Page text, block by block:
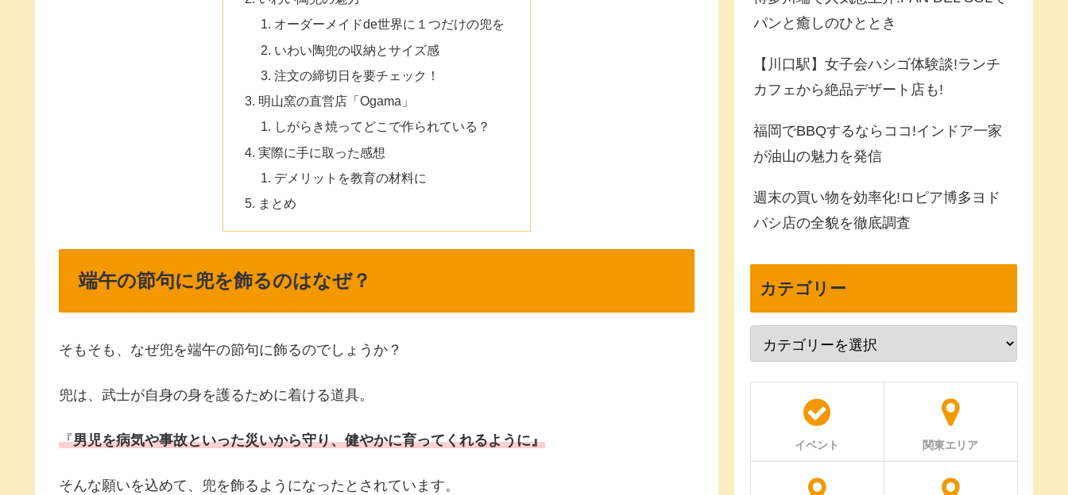
オーダーメイドde世界に１つだけの兜を
いわい陶兜の収納とサイズ感
注文の締切日を要チェック！
明山窯の直営店「Ogama」
しがらき焼ってどこで作られている？
実際に手に取った感想
デメリットを教育の材料に
まとめ
端午の節句に兜を飾るのはなぜ？
そもそも、なぜ兜を端午の節句に飾るのでしょうか？
兜は、武士が自身の身を護るために着ける道具。
『男児を病気や事故といった災いから守り、健やかに育ってくれるように』
そんな願いを込めて、兜を飾るようになったとされています。
パンと癒しのひととき
【川口駅】女子会ハシゴ体験談!ランチ
カフェから絶品デザート店も!
福岡でBBQするならココ!インドア一家
が油山の魅力を発信
週末の買い物を効率化!ロピア博多ヨド
バシ店の全貌を徹底調査
カテゴリー
イベント 関東エリア